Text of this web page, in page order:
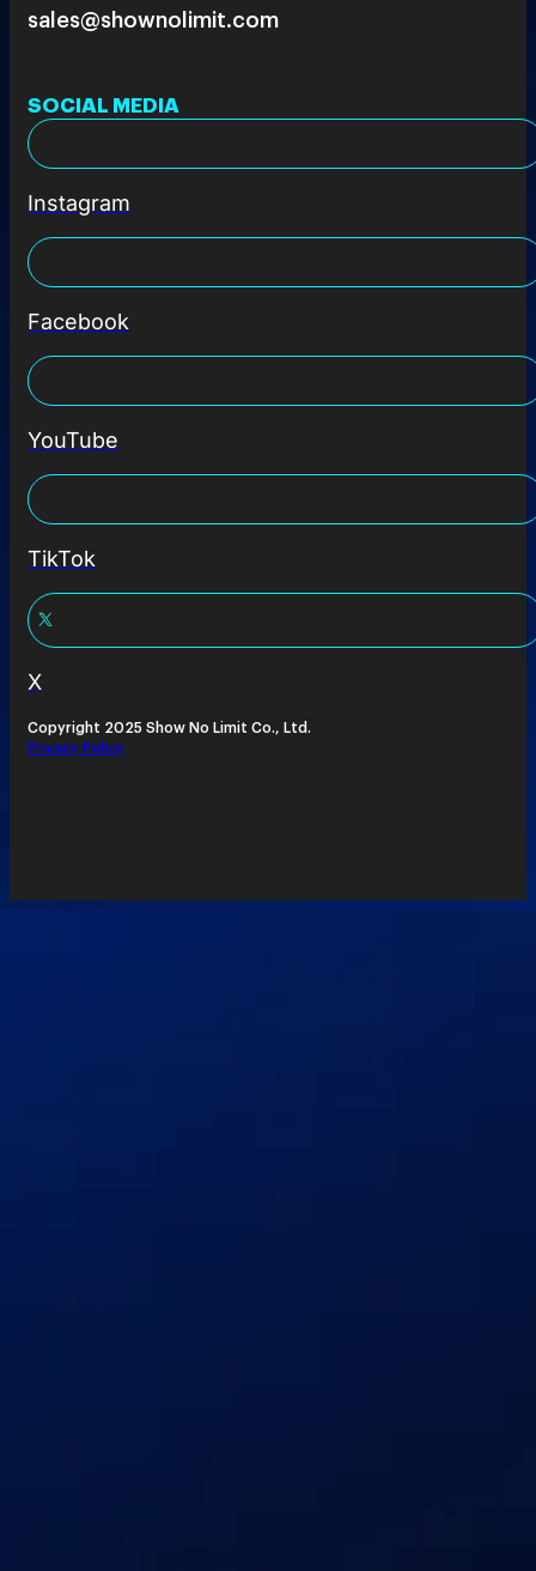
sales@shownolimit.com
SOCIAL MEDIA
Instagram
Facebook
YouTube
TikTok
X
Copyright 2025 Show No Limit Co., Ltd.
Privacy Policy